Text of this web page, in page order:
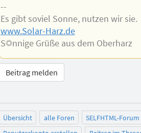
--
Es gibt soviel Sonne, nutzen wir sie.
www.Solar-Harz.de
S☼nnige Grüße aus dem Oberharz
Beitrag melden
Übersicht alle Foren
SELFHTML-Forum